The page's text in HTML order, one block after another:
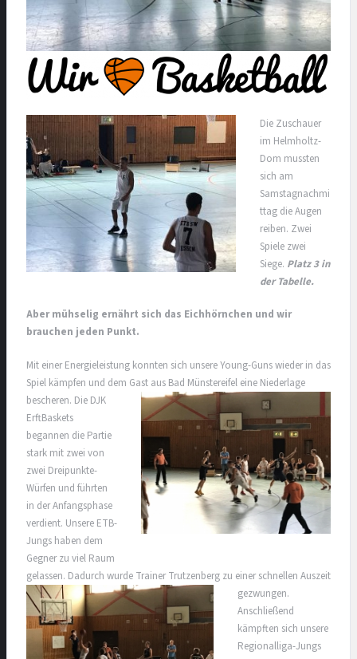
Die Zuschauer
im Helmholtz-
Dom mussten
sich am
Samstagnachmi
ttag die Augen
reiben. Zwei
Spiele zwei
Siege. Platz 3 in
der Tabelle.
Aber mühselig ernährt sich das Eichhörnchen und wir
brauchen jeden Punkt.
Mit einer Energieleistung konnten sich unsere Young-Guns wieder in das
Spiel kämpfen und dem Gast aus Bad Münstereifel eine Niederlage
bescheren. Die DJK
ErftBaskets
begannen die Partie
stark mit zwei von
zwei Dreipunkte-
Würfen und führten
in der Anfangsphase
verdient. Unsere ETB-
Jungs haben dem
Gegner zu viel Raum
gelassen. Dadurch wurde Trainer Trutzenberg zu einer schnellen Auszeit
gezwungen.
Anschließend
kämpften sich unsere
Regionalliga-Jungs